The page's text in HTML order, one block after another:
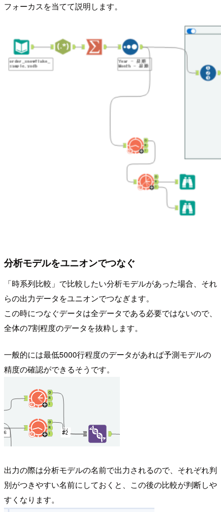
フォーカスを当てて説明します。
分析モデルをユニオンでつなぐ
「時系列比較」で比較したい分析モデルがあった場合、それ
らの出力データをユニオンでつなぎます。
この時につなぐデータは全データである必要ではないので、
全体の7割程度のデータを抜粋します。
一般的には最低5000行程度のデータがあれば予測モデルの
精度の確認ができるそうです。
出力の際は分析モデルの名前で出力されるので、それぞれ判
別がつきやすい名前にしておくと、この後の比較が判断しや
すくなります。